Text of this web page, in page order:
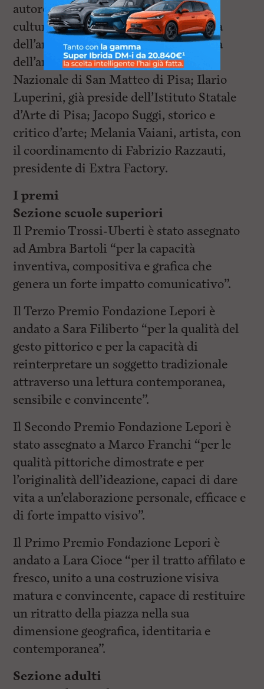
autorevoli del panorama artistico e
culturale: Antonella Capitanio, storica
dell’arte; Maria Giulia Burresi, storica
dell’arte ed ex direttrice del Museo
Nazionale di San Matteo di Pisa; Ilario
Luperini, già preside dell’Istituto Statale
d’Arte di Pisa; Jacopo Suggi, storico e
critico d’arte; Melania Vaiani, artista, con
il coordinamento di Fabrizio Razzauti,
presidente di Extra Factory.
I premi
Sezione scuole superiori
Il Premio Trossi-Uberti è stato assegnato
ad Ambra Bartoli “per la capacità
inventiva, compositiva e grafica che
genera un forte impatto comunicativo”.
Il Terzo Premio Fondazione Lepori è
andato a Sara Filiberto “per la qualità del
gesto pittorico e per la capacità di
reinterpretare un soggetto tradizionale
attraverso una lettura contemporanea,
sensibile e convincente”.
Il Secondo Premio Fondazione Lepori è
stato assegnato a Marco Franchi “per le
qualità pittoriche dimostrate e per
l’originalità dell’ideazione, capaci di dare
vita a un’elaborazione personale, efficace e
di forte impatto visivo”.
Il Primo Premio Fondazione Lepori è
andato a Lara Cioce “per il tratto affilato e
fresco, unito a una costruzione visiva
matura e convincente, capace di restituire
un ritratto della piazza nella sua
dimensione geografica, identitaria e
contemporanea”.
Sezione adulti